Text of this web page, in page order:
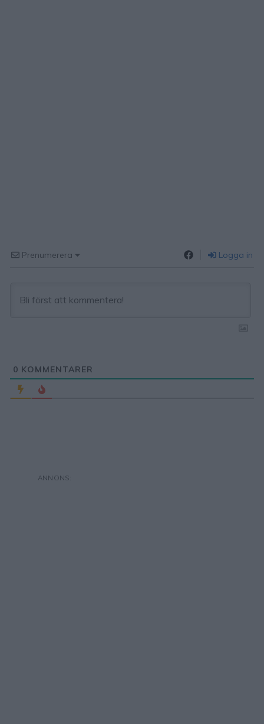
Prenumerera Logga in
0 KOMMENTARER